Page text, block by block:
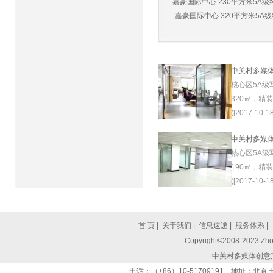
嘉豪国际中心 230平方米5A级
嘉豪国际中心 320平方米5A
中关村多媒
核心区5A级
320㎡，精
([2017-10-
中关村多媒
核心区5A级
190㎡，精
([2017-10-
首 页 关于我们 信息速递 服务体系
Copyright©2008-2023
中关村多媒体创
电话：（+86）10-51709191 地址：北京